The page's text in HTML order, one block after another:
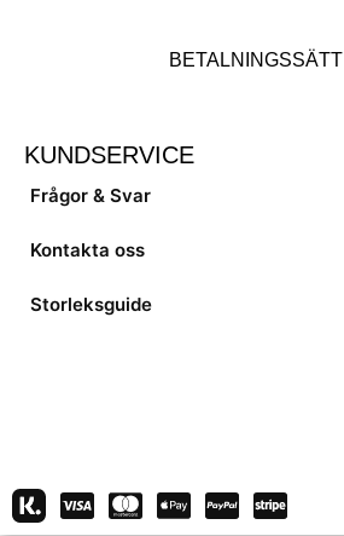
BETALNINGSSÄTT
KUNDSERVICE
Frågor & Svar
Kontakta oss
Storleksguide